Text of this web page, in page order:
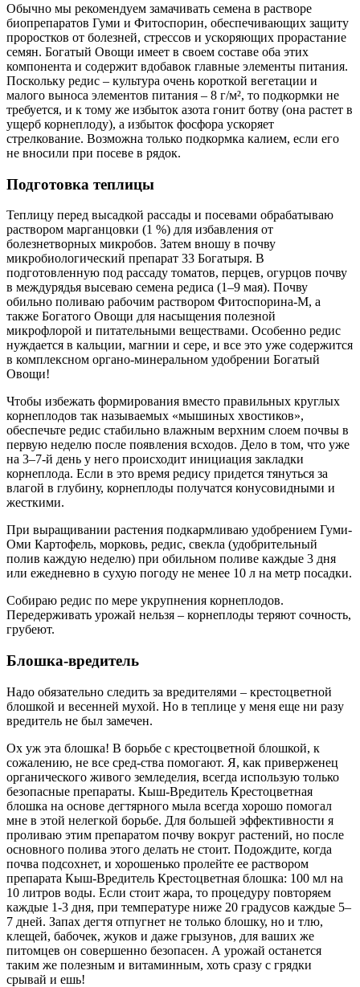
Обычно мы рекомендуем замачивать семена в растворе
биопрепаратов Гуми и Фитоспорин, обеспечивающих защиту
проростков от болезней, стрессов и ускоряющих прорастание
семян. Богатый Овощи имеет в своем составе оба этих
компонента и содержит вдобавок главные элементы питания.
Поскольку редис – культура очень короткой вегетации и
малого выноса элементов питания – 8 г/м², то подкормки не
требуется, и к тому же избыток азота гонит ботву (она растет в
ущерб корнеплоду), а избыток фосфора ускоряет
стрелкование. Возможна только подкормка калием, если его
не вносили при посеве в рядок.
Подготовка теплицы
Теплицу перед высадкой рассады и посевами обрабатываю
раствором марганцовки (1 %) для избавления от
болезнетворных микробов. Затем вношу в почву
микробиологический препарат 33 Богатыря. В
подготовленную под рассаду томатов, перцев, огурцов почву
в междурядья высеваю семена редиса (1–9 мая). Почву
обильно поливаю рабочим раствором Фитоспорина-М, а
также Богатого Овощи для насыщения полезной
микрофлорой и питательными веществами. Особенно редис
нуждается в кальции, магнии и сере, и все это уже содержится
в комплексном органо-минеральном удобрении Богатый
Овощи!
Чтобы избежать формирования вместо правильных круглых
корнеплодов так называемых «мышиных хвостиков»,
обеспечьте редис стабильно влажным верхним слоем почвы в
первую неделю после появления всходов. Дело в том, что уже
на 3–7-й день у него происходит инициация закладки
корнеплода. Если в это время редису придется тянуться за
влагой в глубину, корнеплоды получатся конусовидными и
жесткими.
При выращивании растения подкармливаю удобрением Гуми-
Оми Картофель, морковь, редис, свекла (удобрительный
полив каждую неделю) при обильном поливе каждые 3 дня
или ежедневно в сухую погоду не менее 10 л на метр посадки.
Собираю редис по мере укрупнения корнеплодов.
Передерживать урожай нельзя – корнеплоды теряют сочность,
грубеют.
Блошка-вредитель
Надо обязательно следить за вредителями – крестоцветной
блошкой и весенней мухой. Но в теплице у меня еще ни разу
вредитель не был замечен.
Ох уж эта блошка! В борьбе с крестоцветной блошкой, к
сожалению, не все сред-ства помогают. Я, как приверженец
органического живого земледелия, всегда использую только
безопасные препараты. Кыш-Вредитель Крестоцветная
блошка на основе дегтярного мыла всегда хорошо помогал
мне в этой нелегкой борьбе. Для большей эффективности я
проливаю этим препаратом почву вокруг растений, но после
основного полива этого делать не стоит. Подождите, когда
почва подсохнет, и хорошенько пролейте ее раствором
препарата Кыш-Вредитель Крестоцветная блошка: 100 мл на
10 литров воды. Если стоит жара, то процедуру повторяем
каждые 1-3 дня, при температуре ниже 20 градусов каждые 5–
7 дней. Запах дегтя отпугнет не только блошку, но и тлю,
клещей, бабочек, жуков и даже грызунов, для ваших же
питомцев он совершенно безопасен. А урожай останется
таким же полезным и витаминным, хоть сразу с грядки
срывай и ешь!